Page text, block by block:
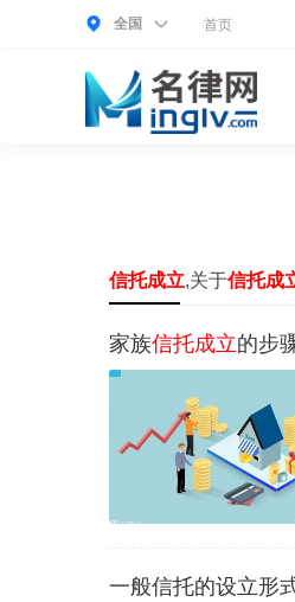
全国 首页
信托成立,关于信托成
家族信托成立的步
一般信托的设立形